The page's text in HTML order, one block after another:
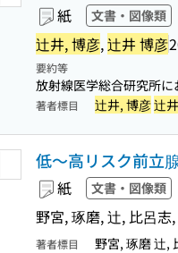
紙 文書・図像類
辻井, 博彦,辻井 博彦
要約等
放射線医学総合研究所
著者標目 辻井, 博彦辻
低〜高リスク前立
紙 文書・図像類
野宮, 琢磨, 辻, 比呂
著者標目 野宮, 琢磨 辻,